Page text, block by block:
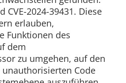
CVE-2024-39431. Diese
erlauben,
Funktionen des
dem
zu umgehen, auf den
Code